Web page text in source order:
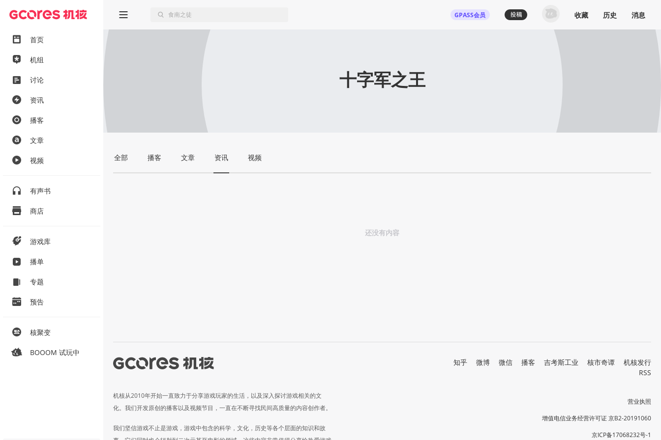
首页
机组
讨论
资讯
播客
文章
视频
有声书
商店
游戏库
播单
专题
预告
核聚变
BOOOM 试玩中
GPASS会员 收藏 历史 消息
十字军之王
全部 播客 文章 资讯 视频
还没有内容
机核从2010年开始一直致力于分享游戏玩家的生活，以及深入探讨游戏相关的文
化。我们开发原创的播客以及视频节目，一直在不断寻找民间高质量的内容创作者。
我们坚信游戏不止是游戏，游戏中包含的科学，文化，历史等各个层面的知识和故
知乎 微博 微信 播客 吉考斯工业 核市奇谭
机核发行
RSS
营业执照
增值电信业务经营许可证 京B2-20191060
京ICP备17068232号-1